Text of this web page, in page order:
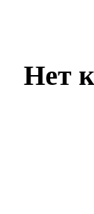
Нет